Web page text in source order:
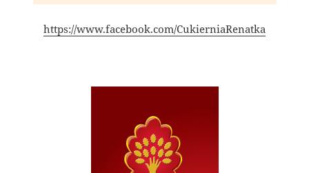
https://www.facebook.com/CukierniaRenatka